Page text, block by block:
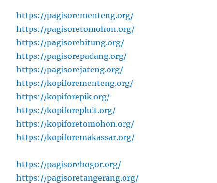
https://pagisorementeng.org/
https://pagisoretomohon.org/
https://pagisorebitung.org/
https://pagisorepadang.org/
https://pagisorejateng.org/
https://kopiforementeng.org/
https://kopiforepik.org/
https://kopiforepluit.org/
https://kopiforetomohon.org/
https://kopiforemakassar.org/
https://pagisorebogor.org/
https://pagisoretangerang.org/